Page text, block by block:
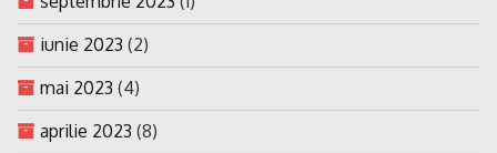
iunie 2023 (2)
mai 2023 (4)
aprilie 2023 (8)